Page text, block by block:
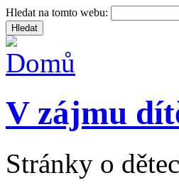
Hledat na tomto webu:
V zájmu
Stránky o